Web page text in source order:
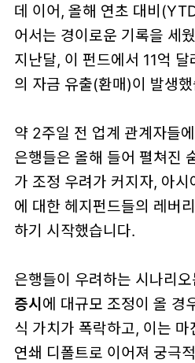
데 이어, 올해 연초 대비
어서는 경이로운 기록을 세
지난달, 이 펀드에서 11억
의 자금 유출(환매)이 발생
약 2주일 전 업계 관계자들
은행들은 올해 들어 펼쳐진
가 조정 우려가 커지자, 아
에 대한 헤지펀드들의 레버
하기 시작했습니다.
은행들이 우려하는 시나리
증시 에 대규모 조정이 올 경
식 가치가 폭락하고, 이는
연쇄 디폴트로 이어져 궁극